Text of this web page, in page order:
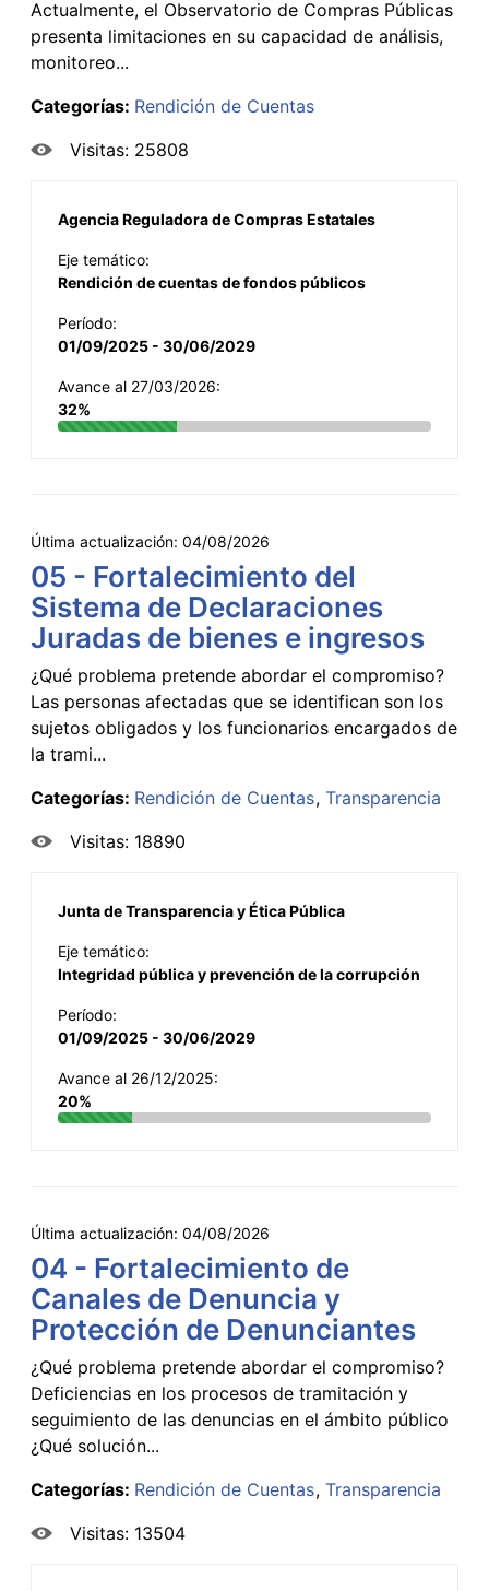
Actualmente, el Observatorio de Compras Públicas
presenta limitaciones en su capacidad de análisis,
monitoreo...
Categorías: Rendición de Cuentas
Visitas: 25808
Agencia Reguladora de Compras Estatales
Eje temático:
Rendición de cuentas de fondos públicos
Período:
01/09/2025 - 30/06/2029
Avance al 27/03/2026:
32%
Última actualización: 04/08/2026
05 - Fortalecimiento del
Sistema de Declaraciones
Juradas de bienes e ingresos
¿Qué problema pretende abordar el compromiso?
Las personas afectadas que se identifican son los
sujetos obligados y los funcionarios encargados de
la trami...
Categorías: Rendición de Cuentas Transparencia
Visitas: 18890
Junta de Transparencia y Ética Pública
Eje temático:
Integridad pública y prevención de la corrupción
Período:
01/09/2025 - 30/06/2029
Avance al 26/12/2025:
20%
Última actualización: 04/08/2026
04 - Fortalecimiento de
Canales de Denuncia y
Protección de Denunciantes
¿Qué problema pretende abordar el compromiso?
Deficiencias en los procesos de tramitación y
seguimiento de las denuncias en el ámbito público
¿Qué solución...
Categorías: Rendición de Cuentas Transparencia
Visitas: 13504